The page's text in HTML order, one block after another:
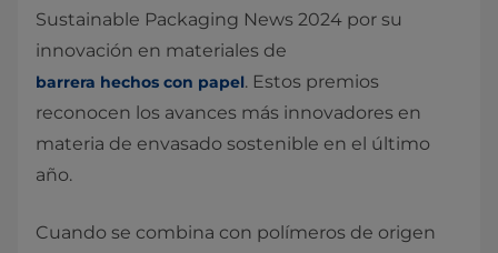
Sustainable Packaging News 2024 por su
innovación en materiales de
barrera hechos con papel. Estos premios
reconocen los avances más innovadores en
materia de envasado sostenible en el último
año.
Cuando se combina con polímeros de origen